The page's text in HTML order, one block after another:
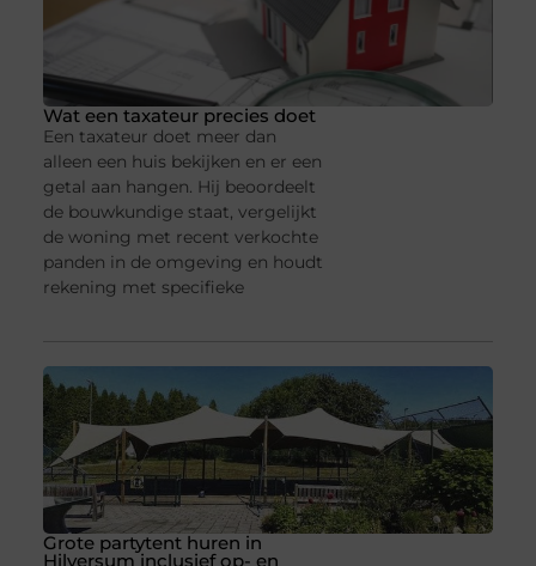
Wat een taxateur precies doet
Een taxateur doet meer dan
alleen een huis bekijken en er een
getal aan hangen. Hij beoordeelt
de bouwkundige staat, vergelijkt
de woning met recent verkochte
panden in de omgeving en houdt
rekening met specifieke
Grote partytent huren in
Hilversum inclusief op- en